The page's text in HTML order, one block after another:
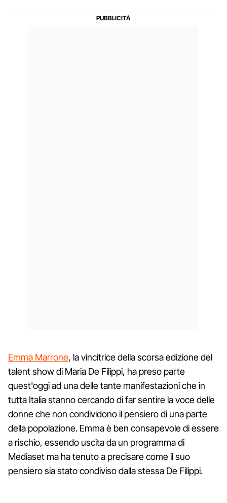
Emma Marrone, la vincitrice della scorsa edizione del
talent show di Maria De Filippi, ha preso parte
quest'oggi ad una delle tante manifestazioni che in
tutta Italia stanno cercando di far sentire la voce delle
donne che non condividono il pensiero di una parte
della popolazione. Emma è ben consapevole di essere
a rischio, essendo uscita da un programma di
Mediaset ma ha tenuto a precisare come il suo
pensiero sia stato condiviso dalla stessa De Filippi.